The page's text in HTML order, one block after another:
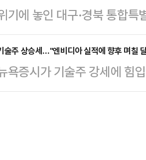
데 강원도지사에 출마하는
보궐선거 …
건 알고 있었지만 이렇게 많
. 얼른 달리세요"라며 화장
에 따르면 이날 주문 건수
했다. 이에 홍영기는 "역대
기에 놓인 대구·경북 통합
에 대한 당내 의견이 첨예
적 조치까지 거론되면서 갈
법을 제시해 의견 합의를 이
의힘 원내지도부는 오는
술주 상승세…"엔비디아 실적에 향후 며칠
욕증시가 기술주 강세에 힘
따르면 전통적 우량주로 구